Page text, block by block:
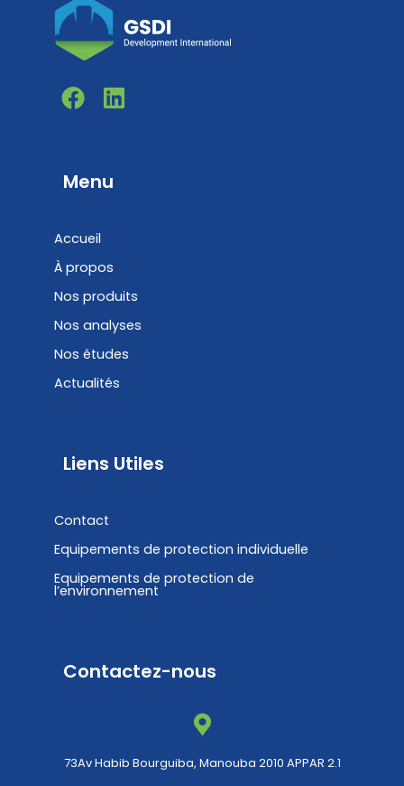
F
a
b
o
L
i
e
Menu
Accueil
À propos
Nos produits
Nos analyses
Nos études
Actualités
Liens Utiles
Contact
Equipements de protection individuelle
Equipements de protection de
l’environnement
Contactez-nous
73Av Habib Bourguiba, Manouba 2010 APPAR 2.1